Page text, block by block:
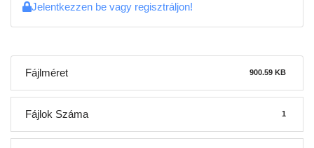
Jelentkezzen be vagy regisztráljon!
Fájlméret 900.59 KB
Fájlok Száma 1